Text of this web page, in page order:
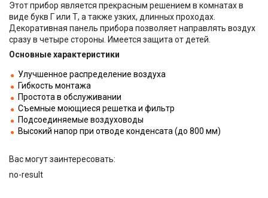
Этот прибор является прекрасным решением в комнатах в
виде букв Г или Т, а также узких, длинных проходах.
Декоративная панель прибора позволяет направлять воздух
сразу в четыре стороны. Имеется защита от детей.
Основные характеристики
Улучшенное распределение воздуха
Гибкость монтажа
Простота в обслуживании
Съемные моющиеся решетка и фильтр
Подсоединяемые воздуховоды
Высокий напор при отводе конденсата (до 800 мм)
Вас могут заинтересовать:
no-result